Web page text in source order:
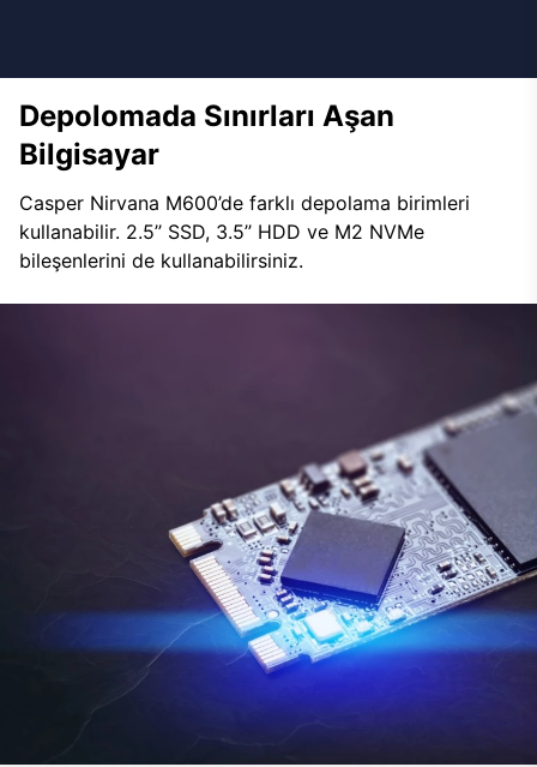
Depolomada Sınırları Aşan
Bilgisayar
Casper Nirvana M600’de farklı depolama birimleri
kullanabilir. 2.5’’ SSD, 3.5’’ HDD ve M2 NVMe
bileşenlerini de kullanabilirsiniz.